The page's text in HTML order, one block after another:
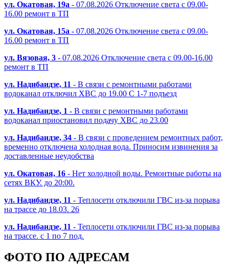
ул. Окатовая, 19а - 07.08.2026 Отключение света с 09.00-
16.00 ремонт в ТП
ул. Окатовая, 15а - 07.08.2026 Отключение света с 09.00-
16.00 ремонт в ТП
ул. Вязовая, 3 - 07.08.2026 Отключение света с 09.00-16.00
ремонт в ТП
ул. Надибаидзе, 11 - В связи с ремонтными работами
водоканал отключил ХВС до 19.00 С 1-7 подъезд
ул. Надибаидзе, 1 - В связи с ремонтными работами
водоканал приостановил подачу ХВС до 23.00
ул. Надибаидзе, 34 - В связи с проведением ремонтных работ,
временно отключена холодная вода. Приносим извинения за
доставленные неудобства
ул. Окатовая, 16 - Нет холодной воды. Ремонтные работы на
сетях ВКУ. до 20:00.
ул. Надибаидзе, 11 - Теплосети отключили ГВС из-за порыва
на трассе до 18.03. 26
ул. Надибаидзе, 11 - Теплосети отключили ГВС из-за порыва
на трассе. с 1 по 7 под.
ФОТО ПО АДРЕСАМ